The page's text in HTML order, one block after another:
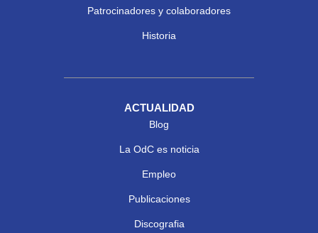
Patrocinadores y colaboradores
Historia
ACTUALIDAD
Blog
La OdC es noticia
Empleo
Publicaciones
Discografia